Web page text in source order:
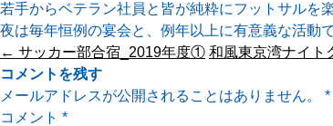
若手からベテラン社員と皆が純粋にフットサルを
夜は毎年恒例の宴会と、例年以上に有意義な活動で
投
稿
ナ
ビ
← サッカー部合宿_2019年度① 和風東京湾ナイト
コメントを残す
メールアドレスが公開されることはありません。
*
コメント *